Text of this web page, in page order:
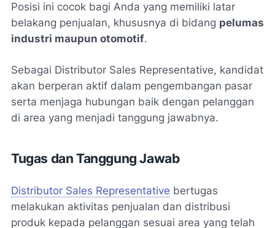
Posisi ini cocok bagi Anda yang memiliki latar
belakang penjualan, khususnya di bidang pelumas
industri maupun otomotif.
Sebagai Distributor Sales Representative, kandidat
akan berperan aktif dalam pengembangan pasar
serta menjaga hubungan baik dengan pelanggan
di area yang menjadi tanggung jawabnya.
Tugas dan Tanggung Jawab
Distributor Sales Representative bertugas
melakukan aktivitas penjualan dan distribusi
produk kepada pelanggan sesuai area yang telah